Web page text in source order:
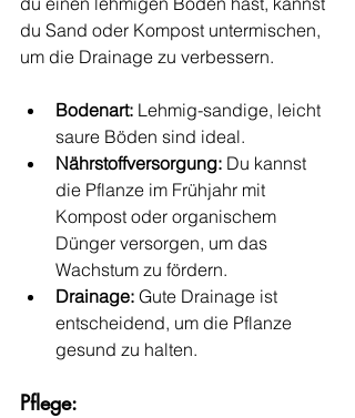
du Sand oder Kompost untermischen,
um die Drainage zu verbessern.
Bodenart: Lehmig-sandige, leicht
saure Böden sind ideal.
Nährstoffversorgung: Du kannst
die Pflanze im Frühjahr mit
Kompost oder organischem
Dünger versorgen, um das
Wachstum zu fördern.
Drainage: Gute Drainage ist
entscheidend, um die Pflanze
gesund zu halten.
Pflege: